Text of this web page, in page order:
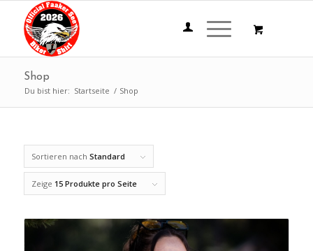
Shop
Du bist hier: Startseite / Shop
Sortieren nach Standard
Zeige 15 Produkte pro Seite